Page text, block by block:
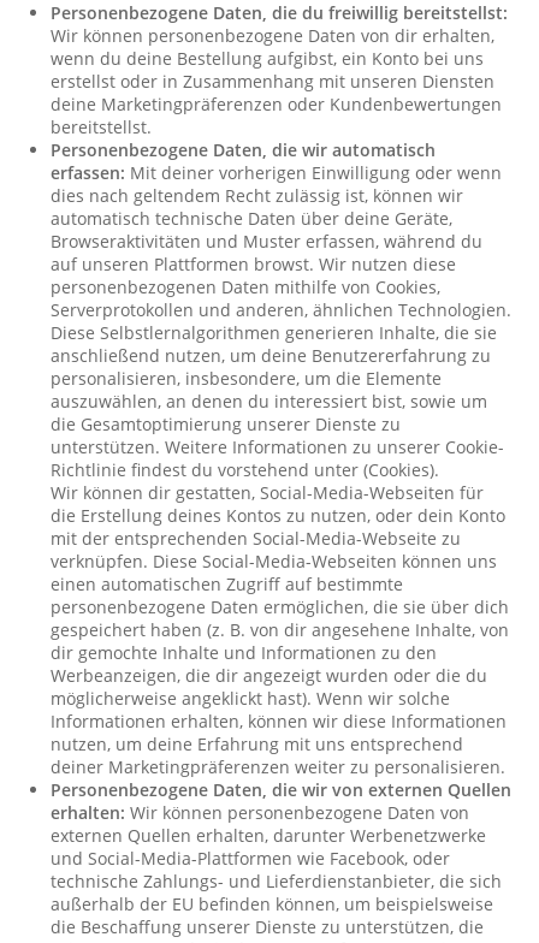
Personenbezogene Daten, die du freiwillig bereitstellst:
Wir können personenbezogene Daten von dir erhalten,
wenn du deine Bestellung aufgibst, ein Konto bei uns
erstellst oder in Zusammenhang mit unseren Diensten
deine Marketingpräferenzen oder Kundenbewertungen
bereitstellst.
Personenbezogene Daten, die wir automatisch
erfassen: Mit deiner vorherigen Einwilligung oder wenn
dies nach geltendem Recht zulässig ist, können wir
automatisch technische Daten über deine Geräte,
Browseraktivitäten und Muster erfassen, während du
auf unseren Plattformen browst. Wir nutzen diese
personenbezogenen Daten mithilfe von Cookies,
Serverprotokollen und anderen, ähnlichen Technologien.
Diese Selbstlernalgorithmen generieren Inhalte, die sie
anschließend nutzen, um deine Benutzererfahrung zu
personalisieren, insbesondere, um die Elemente
auszuwählen, an denen du interessiert bist, sowie um
die Gesamtoptimierung unserer Dienste zu
unterstützen. Weitere Informationen zu unserer Cookie-
Richtlinie findest du vorstehend unter (Cookies).
Wir können dir gestatten, Social-Media-Webseiten für
die Erstellung deines Kontos zu nutzen, oder dein Konto
mit der entsprechenden Social-Media-Webseite zu
verknüpfen. Diese Social-Media-Webseiten können uns
einen automatischen Zugriff auf bestimmte
personenbezogene Daten ermöglichen, die sie über dich
gespeichert haben (z. B. von dir angesehene Inhalte, von
dir gemochte Inhalte und Informationen zu den
Werbeanzeigen, die dir angezeigt wurden oder die du
möglicherweise angeklickt hast). Wenn wir solche
Informationen erhalten, können wir diese Informationen
nutzen, um deine Erfahrung mit uns entsprechend
deiner Marketingpräferenzen weiter zu personalisieren.
Personenbezogene Daten, die wir von externen Quellen
erhalten: Wir können personenbezogene Daten von
externen Quellen erhalten, darunter Werbenetzwerke
und Social-Media-Plattformen wie Facebook, oder
technische Zahlungs- und Lieferdienstanbieter, die sich
außerhalb der EU befinden können, um beispielsweise
die Beschaffung unserer Dienste zu unterstützen, die